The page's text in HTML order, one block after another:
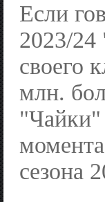
Если
2023/24
своего
млн.
"Чайки"
сезона